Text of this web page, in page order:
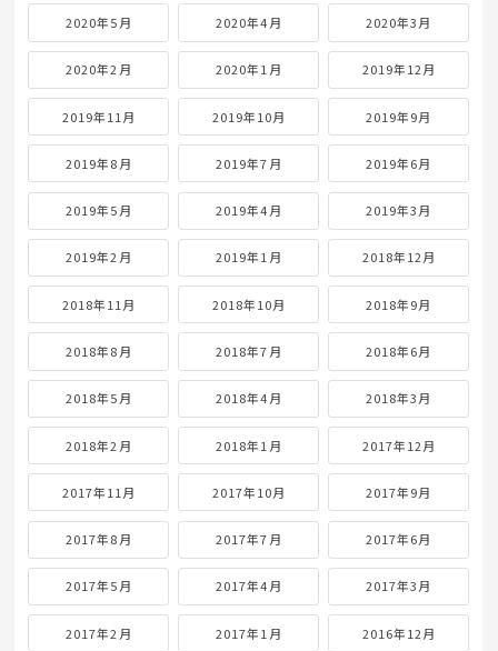
2020年5月 2020年4月 2020年3月
2020年2月 2020年1月 2019年12月
2019年11月 2019年10月 2019年9月
2019年8月 2019年7月 2019年6月
2019年5月 2019年4月 2019年3月
2019年2月 2019年1月 2018年12月
2018年11月 2018年10月 2018年9月
2018年8月 2018年7月 2018年6月
2018年5月 2018年4月 2018年3月
2018年2月 2018年1月 2017年12月
2017年11月 2017年10月 2017年9月
2017年8月 2017年7月 2017年6月
2017年5月 2017年4月 2017年3月
2017年2月 2017年1月 2016年12月